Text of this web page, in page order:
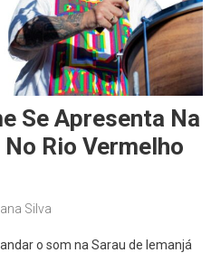
Se Apresenta Na
Rio Vermelho
Silva
o som na Sarau de Iemanjá